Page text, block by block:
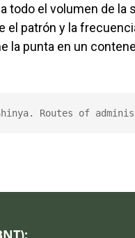
todo el volumen de la
el patrón y la
la punta en un
Routes of